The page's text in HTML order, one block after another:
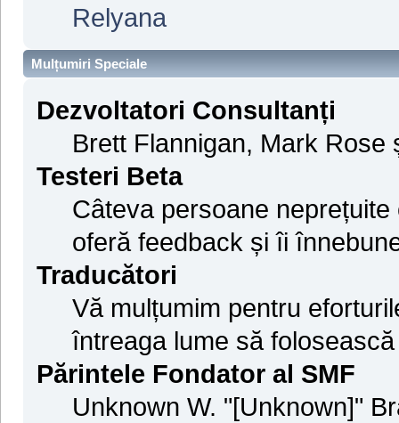
Relyana
Mulțumiri Speciale
Dezvoltatori Consultanți
Brett Flannigan, Mark
Testeri Beta
Câteva persoane
oferă feedback și îi
Traducători
Vă mulțumim pentru
întreaga lume să folosească
Părintele Fondator al SMF
Unknown W. "[Unknown]"